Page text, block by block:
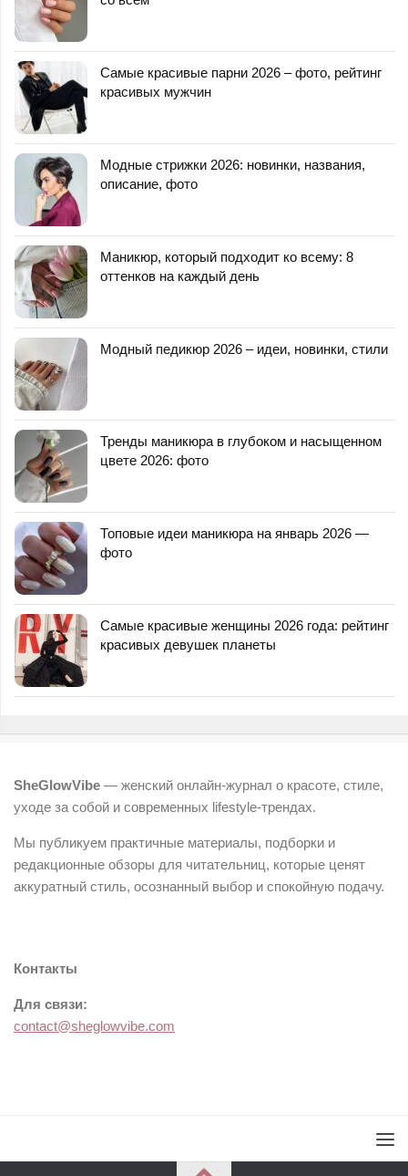
Самые красивые парни 2026 – фото, рейтинг
красивых мужчин
Модные стрижки 2026: новинки, названия,
описание, фото
Маникюр, который подходит ко всему: 8
оттенков на каждый день
Модный педикюр 2026 – идеи, новинки, стили
Тренды маникюра в глубоком и насыщенном
цвете 2026: фото
Топовые идеи маникюра на январь 2026 —
фото
Самые красивые женщины 2026 года: рейтинг
красивых девушек планеты
SheGlowVibe — женский онлайн-журнал о красоте, стиле,
уходе за собой и современных lifestyle-трендах.
Мы публикуем практичные материалы, подборки и
редакционные обзоры для читательниц, которые ценят
аккуратный стиль, осознанный выбор и спокойную подачу.
Контакты
Для связи:
contact@sheglowvibe.com